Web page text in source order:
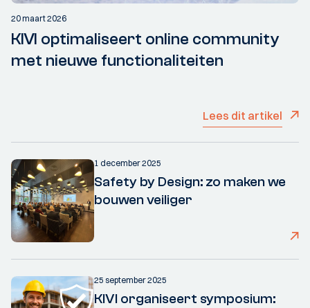
20 maart 2026
KIVI optimaliseert online community
met nieuwe functionaliteiten
Lees dit artikel
1 december 2025
Safety by Design: zo maken we
bouwen veiliger
25 september 2025
KIVI organiseert symposium: